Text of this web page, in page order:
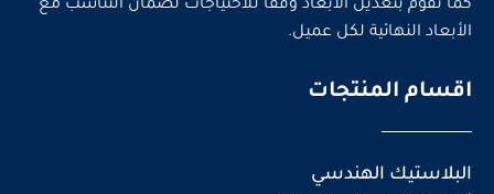
كما نقوم بتعديل الأبعاد وفقًا للاحتياجات لضمان التناسب مع
الأبعاد النهائية لكل عميل.
اقسام المنتجات
البلاستيك الهندسي